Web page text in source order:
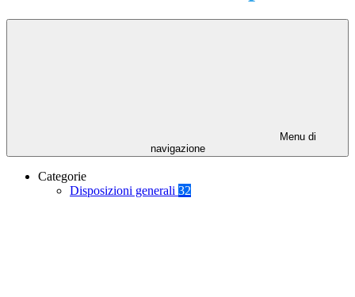
Menu di
navigazione
Categorie
Disposizioni generali 32